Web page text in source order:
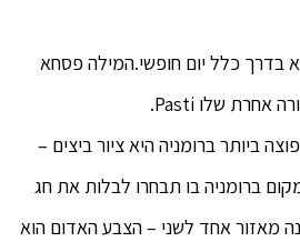
בדרך כלל יום חופשי.המילה פסחא
ביותר ברומניה היא ציור ביצים –
ברומניה בו תבחרו לבלות את חג
מאזור אחד לשני – הצבע האדום הוא